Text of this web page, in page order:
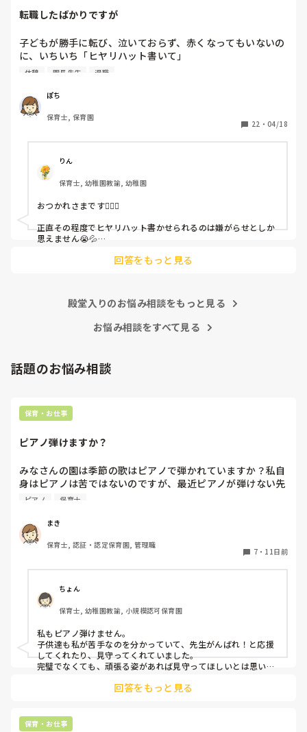
転職したばかりですが
子どもが勝手に転び、泣いておらず、赤くなってもいないの
に、いちいち「ヒヤリハット書いて」
と書かされ
（そう言う本人は書かない）
しかも、上司に↑この内容でも
ちゃんと考えて対策を練って書き込むようにと。
呼ばれて一緒に対策を考えさせられること多数
これだけで30〜40分拘束されて辛いです
皆さんの園はどうですか?
休憩 園長先生 退職
ぽち
保育士, 保育園
22 ・ 04/18
りん
保育士, 幼稚園教諭, 幼稚園
おつかれさまです🙇🏻‍♀️
正直その程度でヒヤリハット書かせられるのは嫌がらせとしか
思えません😭💦
回答をもっと見る
殿堂入りのお悩み相談をもっと見る
お悩み相談をすべて見る
話題のお悩み相談
保育・お仕事
ピアノ弾けますか？
みなさんの園は季節の歌はピアノで弾かれていますか？私自
身はピアノは苦ではないのですが、最近ピアノが弾けない先
生が多く、季節の歌をうたう際に演奏が止まったり、弾き直
これならもう音源つかったほうがよい？と思うのですが、そ
こは練習すべき…という声もあってよくわからなくなりまし
た💦
ピアノ 保育士
まき
保育士, 認証・認定保育園, 管理職
7・ 11日前
ちょん
保育士, 幼稚園教諭, 小規模認可保育園
私もピアノ弾けません。
子供達も私が苦手なのを分かっていて、先生がんばれ！と応援
してくれたり、見守ってくれていました。
完璧でなくても、頑張る姿があれば見守ってほしいとは思いま
回答をもっと見る
保育・お仕事